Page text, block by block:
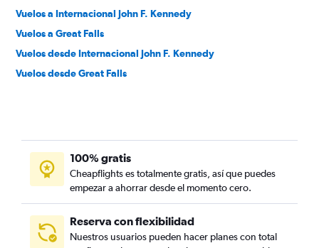
Vuelos a Internacional John F. Kennedy
Vuelos a Great Falls
Vuelos desde Internacional John F. Kennedy
Vuelos desde Great Falls
100% gratis
Cheapflights es totalmente gratis, así que puedes
empezar a ahorrar desde el momento cero.
Reserva con flexibilidad
Nuestros usuarios pueden hacer planes con total